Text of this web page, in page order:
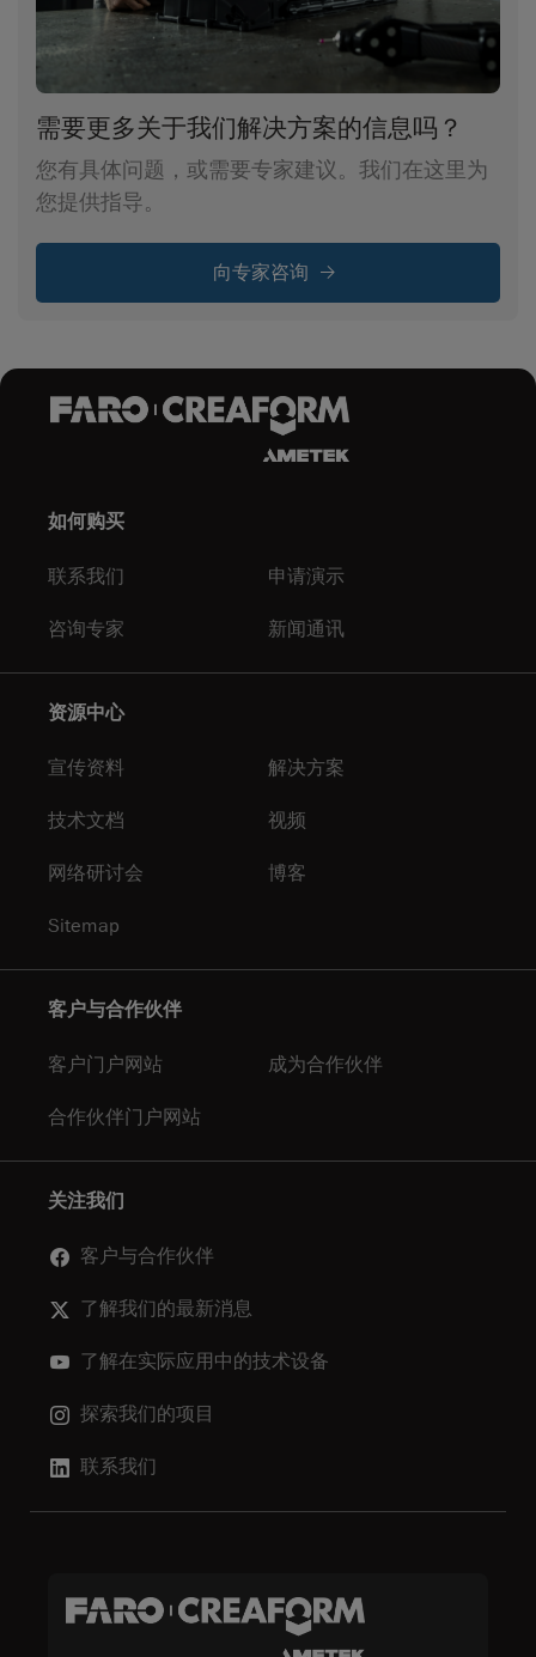
需要更多关于我们解决方案的信息吗？
您有具体问题，或需要专家建议。我们在这里为
您提供指导。
向专家咨询
如何购买
联系我们 申请演示
咨询专家 新闻通讯
资源中心
宣传资料 解决方案
技术文档 视频
网络研讨会 博客
Sitemap
客户与合作伙伴
客户门户网站 成为合作伙伴
合作伙伴门户网站
关注我们
客户与合作伙伴
了解我们的最新消息
了解在实际应用中的技术设备
探索我们的项目
联系我们